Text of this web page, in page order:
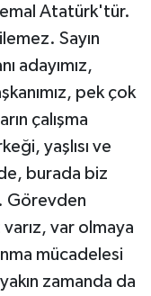
Atatürk'tür.
Sayın
adayımız,
pek çok
çalışma
yaşlısı ve
burada biz
Görevden
varız, var olmaya
mücadelesi
zamanda da